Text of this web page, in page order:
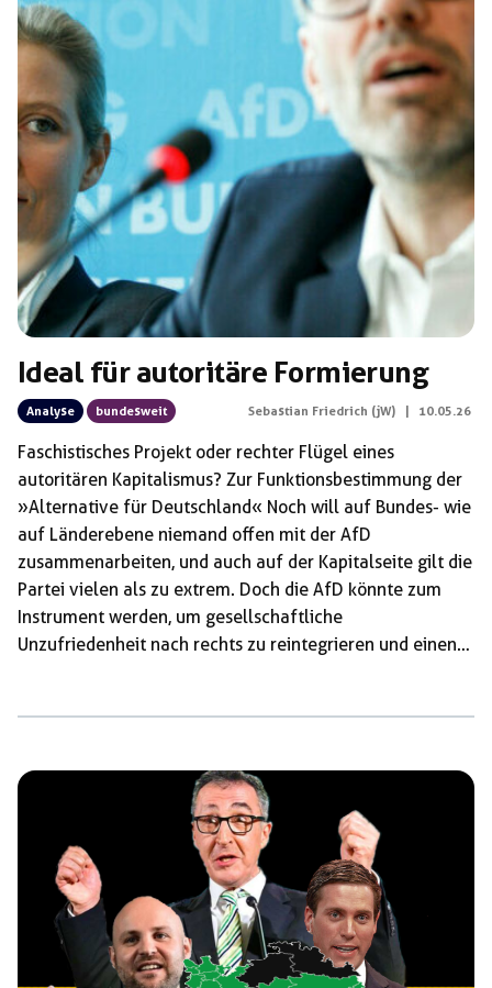
Ideal für autoritäre Formierung
Analyse bundesweit Sebastian Friedrich (jW) | 10.05.26
Faschistisches Projekt oder rechter Flügel eines
autoritären Kapitalismus? Zur Funktionsbestimmung der
»Alternative für Deutschland« Noch will auf Bundes- wie
auf Länderebene niemand offen mit der AfD
zusammenarbeiten, und auch auf der Kapitalseite gilt die
Partei vielen als zu extrem. Doch die AfD könnte zum
Instrument werden, um gesellschaftliche
Unzufriedenheit nach rechts zu reintegrieren und einen
alles andere als einfach zu beantworten, hilfreich ist
aber sicherlich nicht, sich mit bloßer Skandalisierung zu
begnügen oder auf Verteidigung des Status quo zu
setzen. […]